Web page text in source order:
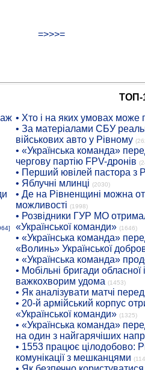
=>>>=
ТОП-
• Хто і на яких умовах може
• За матеріалами СБУ
військових авто у Рівному
• «Українська команда»
чергову партію FPV-дронів
• Перший ювілей пастора з
• Яблучні млинці (2030)
• Де на Рівненщині можна
можливості (1998)
• Розвідники ГУР МО
«Української команди» (1646)
• «Українська команда»
«Волинь» Української
• «Українська команда»
• Мобільні бригади
важкохворим удома (1453)
• Як аналізувати матчі
• 20-й армійський корпус
«Української команди» (1325)
• «Українська команда»
на один з найгарячіших
• 1553 працює цілодобово:
комунікації з мешканцями